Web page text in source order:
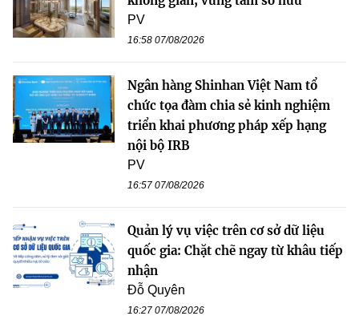
PV
16:58 07/08/2026
Ngân hàng Shinhan Việt Nam tổ
chức tọa đàm chia sẻ kinh nghiệm
triển khai phương pháp xếp hạng
nội bộ IRB
PV
16:57 07/08/2026
Quản lý vụ việc trên cơ sở dữ liệu
quốc gia: Chặt chẽ ngay từ khâu tiếp
nhận
Đỗ Quyên
16:27 07/08/2026